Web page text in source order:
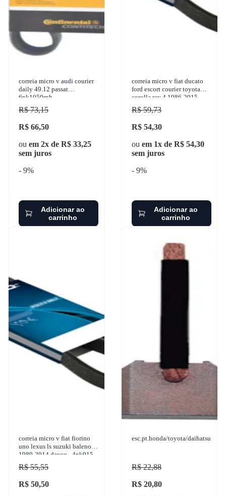
correia micro v audi courier
daily 49.12 passat
6pk1050rnh
R$ 73,15
R$ 66,50
ou em 2x de R$ 33,25
sem juros
- 9%
Adicionar ao
carrinho
correia micro v fiat ducato
ford escort courier toyota
corolla rav 4 1986-2015
dayco - 6pk915
R$ 59,73
R$ 54,30
ou em 1x de R$ 54,30
sem juros
- 9%
Adicionar ao
carrinho
correia micro v fiat fiorino
uno lexus ls suzuki baleno
1989-2014 dayco - 4pk915
R$ 55,55
R$ 50,50
esc.pt.honda/toyota/daihatsu
R$ 22,88
R$ 20,80